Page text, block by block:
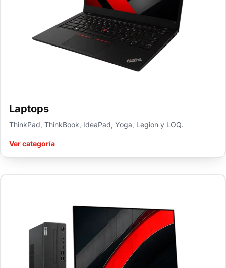
Laptops
ThinkPad, ThinkBook, IdeaPad, Yoga, Legion y LOQ.
Ver categoría